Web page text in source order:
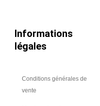
Informations
légales
Conditions générales de
vente